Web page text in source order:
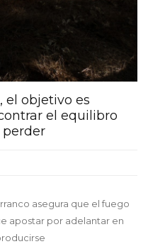
el objetivo es
el equilibro
asegura que el fuego
apostar por adelantar en